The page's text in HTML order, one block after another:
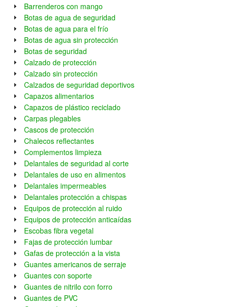
Barrenderos con mango
Botas de agua de seguridad
Botas de agua para el frío
Botas de agua sin protección
Botas de seguridad
Calzado de protección
Calzado sin protección
Calzados de seguridad deportivos
Capazos alimentarios
Capazos de plástico reciclado
Carpas plegables
Cascos de protección
Chalecos reflectantes
Complementos limpieza
Delantales de seguridad al corte
Delantales de uso en alimentos
Delantales impermeables
Delantales protección a chispas
Equipos de protección al ruido
Equipos de protección anticaídas
Escobas fibra vegetal
Fajas de protección lumbar
Gafas de protección a la vista
Guantes americanos de serraje
Guantes con soporte
Guantes de nitrilo con forro
Guantes de PVC